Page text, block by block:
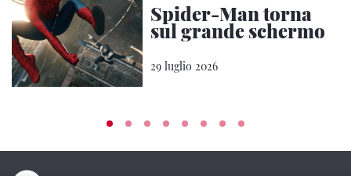
Spider-Man torna
sul grande schermo
29 luglio 2026